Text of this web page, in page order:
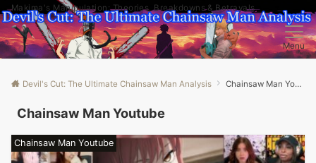
Makima's Manipulation: Theories, Breakdowns & Betrayals
Menu
Devil's Cut: The Ultimate Chainsaw Man Analysis Chainsaw Man Youtube
Chainsaw Man Youtube
Chainsaw Man Youtube